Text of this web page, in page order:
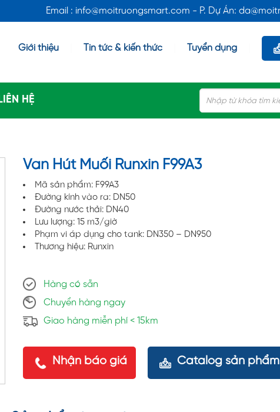
Email : info@moitruongsmart.com - P. Dự Án:
Giới thiệu Tin tức & kiến thức Tuyển dụng
HỆ
Van Hút Muối Runxin F99A3
Mã sản phẩm: F99A3
Đường kính vào ra: DN50
Đường nước thải: DN40
Lưu lượng: 15 m3/giờ
Phạm vi áp dụng cho tank: DN350 – DN950
Thương hiệu: Runxin
Hàng có sẵn
Chuyển hàng ngay
Giao hàng miễn phí < 15km
Nhận báo giá Catalog sản phẩm